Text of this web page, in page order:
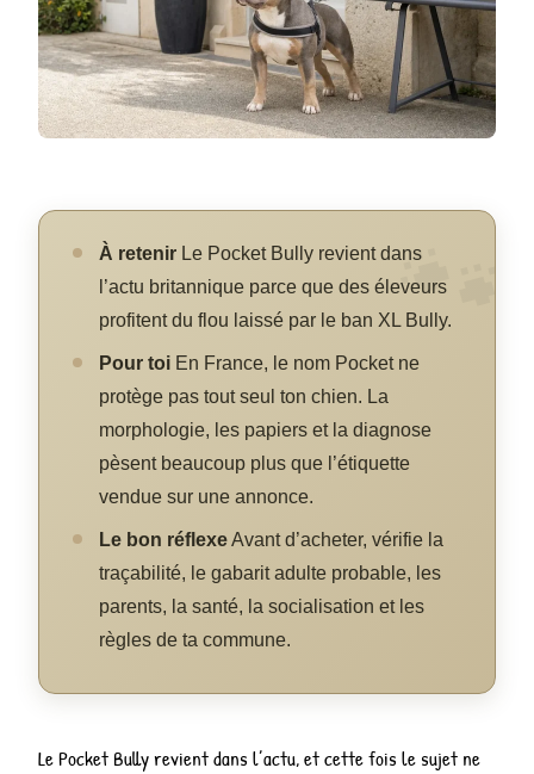
À retenir Le Pocket Bully revient dans
l’actu britannique parce que des éleveurs
profitent du flou laissé par le ban XL Bully.
Pour toi En France, le nom Pocket ne
protège pas tout seul ton chien. La
morphologie, les papiers et la diagnose
pèsent beaucoup plus que l’étiquette
vendue sur une annonce.
Le bon réflexeAvant d’acheter, vérifie la
traçabilité, le gabarit adulte probable, les
parents, la santé, la socialisation et les
règles de ta commune.
Le Pocket Bully revient dans l’actu, et cette fois le sujet ne